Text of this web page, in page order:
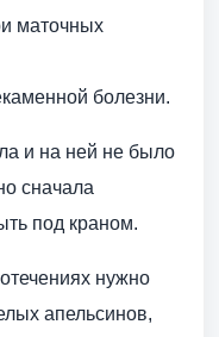
маточных
болезни.
и на ней не было
сначала
под краном.
нужно
апельсинов,